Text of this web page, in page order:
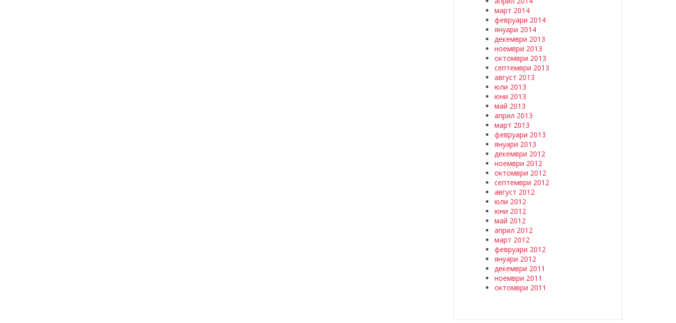
март 2014
февруари 2014
януари 2014
декември 2013
ноември 2013
октомври 2013
септември 2013
август 2013
юли 2013
юни 2013
май 2013
април 2013
март 2013
февруари 2013
януари 2013
декември 2012
ноември 2012
октомври 2012
септември 2012
август 2012
юли 2012
юни 2012
май 2012
април 2012
март 2012
февруари 2012
януари 2012
декември 2011
ноември 2011
октомври 2011